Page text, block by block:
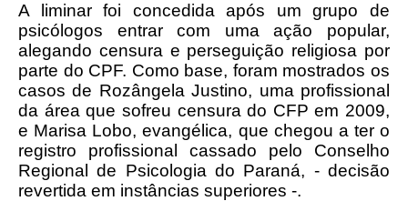
A liminar foi concedida após um grupo de
psicólogos entrar com uma ação popular,
alegando censura e perseguição religiosa por
parte do CPF. Como base, foram mostrados os
casos de Rozângela Justino, uma profissional
da área que sofreu censura do CFP em 2009,
e Marisa Lobo, evangélica, que chegou a ter o
registro profissional cassado pelo Conselho
Regional de Psicologia do Paraná, - decisão
revertida em instâncias superiores -.